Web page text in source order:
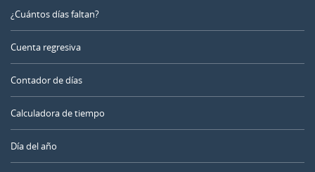
¿Cuántos días faltan?
Cuenta regresiva
Contador de días
Calculadora de tiempo
Día del año